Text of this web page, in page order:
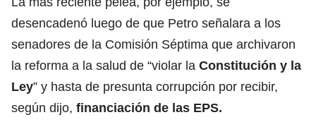
desencadenó luego de que Petro señalara a los
senadores de la Comisión Séptima que archivaron
la reforma a la salud de “violar la Constitución y la
Ley” y hasta de presunta corrupción por recibir,
según dijo, financiación de las EPS.